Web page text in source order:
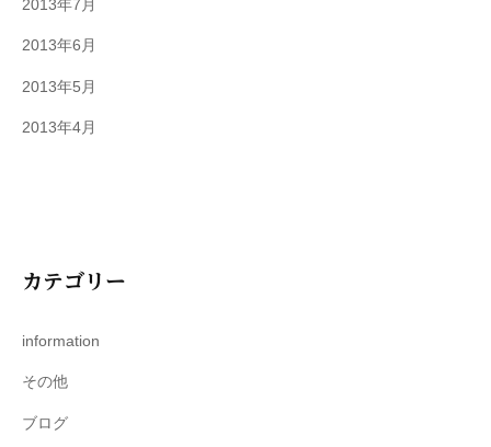
2013年7月
2013年6月
2013年5月
2013年4月
カテゴリー
information
その他
ブログ